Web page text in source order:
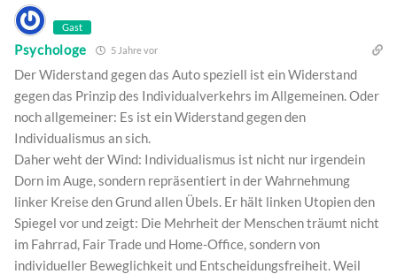
Gast
Psychologe 5 Jahre vor
Der Widerstand gegen das Auto speziell ist ein Widerstand
gegen das Prinzip des Individualverkehrs im Allgemeinen. Oder
noch allgemeiner: Es ist ein Widerstand gegen den
Individualismus an sich.
Daher weht der Wind: Individualismus ist nicht nur irgendein
Dorn im Auge, sondern repräsentiert in der Wahrnehmung
linker Kreise den Grund allen Übels. Er hält linken Utopien den
Spiegel vor und zeigt: Die Mehrheit der Menschen träumt nicht
im Fahrrad, Fair Trade und Home-Office, sondern von
individueller Beweglichkeit und Entscheidungsfreiheit. Weil